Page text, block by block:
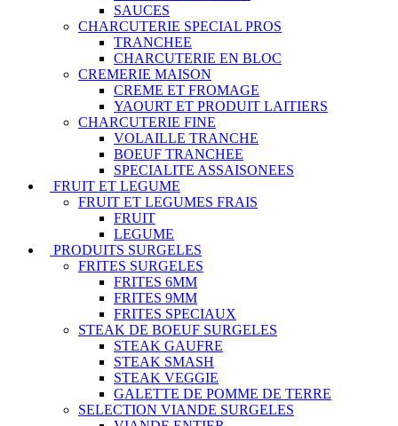
SAUCES
CHARCUTERIE SPECIAL PROS
TRANCHEE
CHARCUTERIE EN BLOC
CREMERIE MAISON
CREME ET FROMAGE
YAOURT ET PRODUIT LAITIERS
CHARCUTERIE FINE
VOLAILLE TRANCHE
BOEUF TRANCHEE
SPECIALITE ASSAISONEES
FRUIT ET LEGUME
FRUIT ET LEGUMES FRAIS
FRUIT
LEGUME
PRODUITS SURGELES
FRITES SURGELES
FRITES 6MM
FRITES 9MM
FRITES SPECIAUX
STEAK DE BOEUF SURGELES
STEAK GAUFRE
STEAK SMASH
STEAK VEGGIE
GALETTE DE POMME DE TERRE
SELECTION VIANDE SURGELES